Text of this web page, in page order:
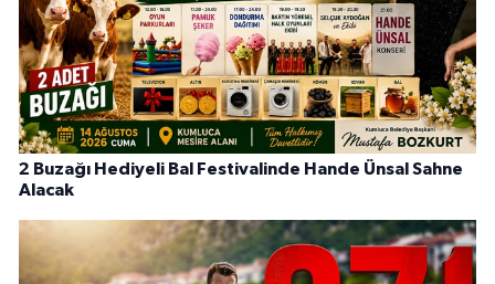
2 Buzağı Hediyeli Bal Festivalinde Hande Ünsal Sahne
Alacak